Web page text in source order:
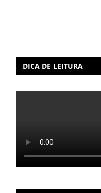
DICA DE LEITURA